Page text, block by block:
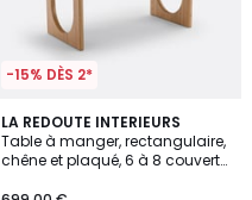
-15% DÈS 2*
LA REDOUTE INTERIEURS
Table à manger, rectangulaire,
chêne et plaqué, 6 à 8 couverts,
4,7
/ 5